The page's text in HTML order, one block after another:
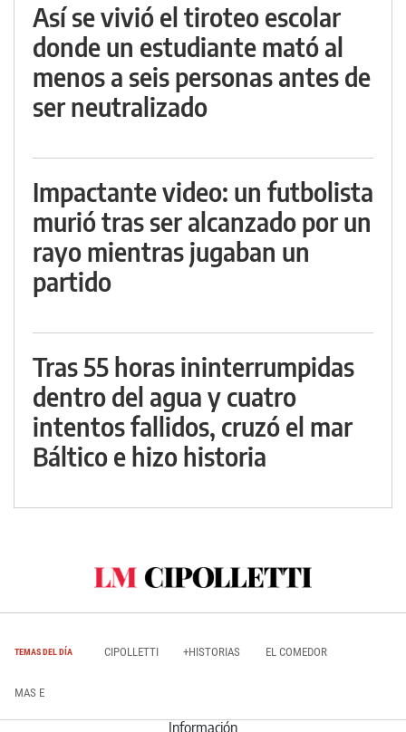
Así se vivió el tiroteo escolar
donde un estudiante mató al
menos a seis personas antes de
ser neutralizado
Impactante video: un futbolista
murió tras ser alcanzado por un
rayo mientras jugaban un
partido
Tras 55 horas ininterrumpidas
dentro del agua y cuatro
intentos fallidos, cruzó el mar
Báltico e hizo historia
TEMAS DEL DÍA CIPOLLETTI +HISTORIAS EL COMEDOR
MAS E
Información